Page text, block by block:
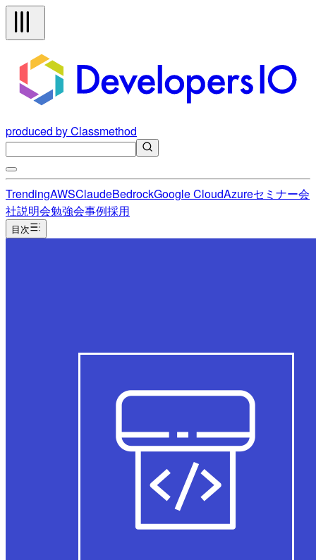
produced by Classmethod
TrendingAWSClaudeBedrockGoogle CloudAzureセミナー会
社説明会勉強会事例採用
目次